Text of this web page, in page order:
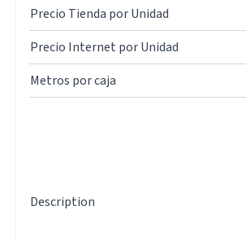
Precio Tienda por Unidad
Precio Internet por Unidad
Metros por caja
Description